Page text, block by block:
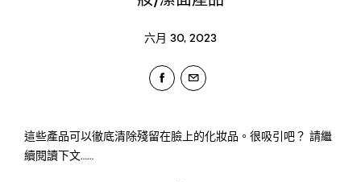
六月 30, 2023
這些產品可以徹底清除殘留在臉上的化妝品。很吸引吧？ 請繼
續閱讀下文……